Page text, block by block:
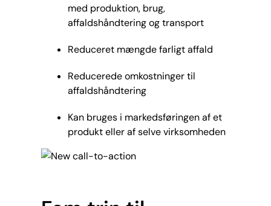
med produktion, brug,
affaldshåndtering og transport
Reduceret mængde farligt affald
Reducerede omkostninger til
affaldshåndtering
Kan bruges i markedsføringen af et
produkt eller af selve virksomheden